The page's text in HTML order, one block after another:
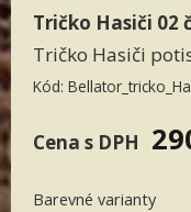
Pánská
Tričko Hasiči 02
Tričko Hasiči
Kód:
Cena s DPH
Barevné varianty